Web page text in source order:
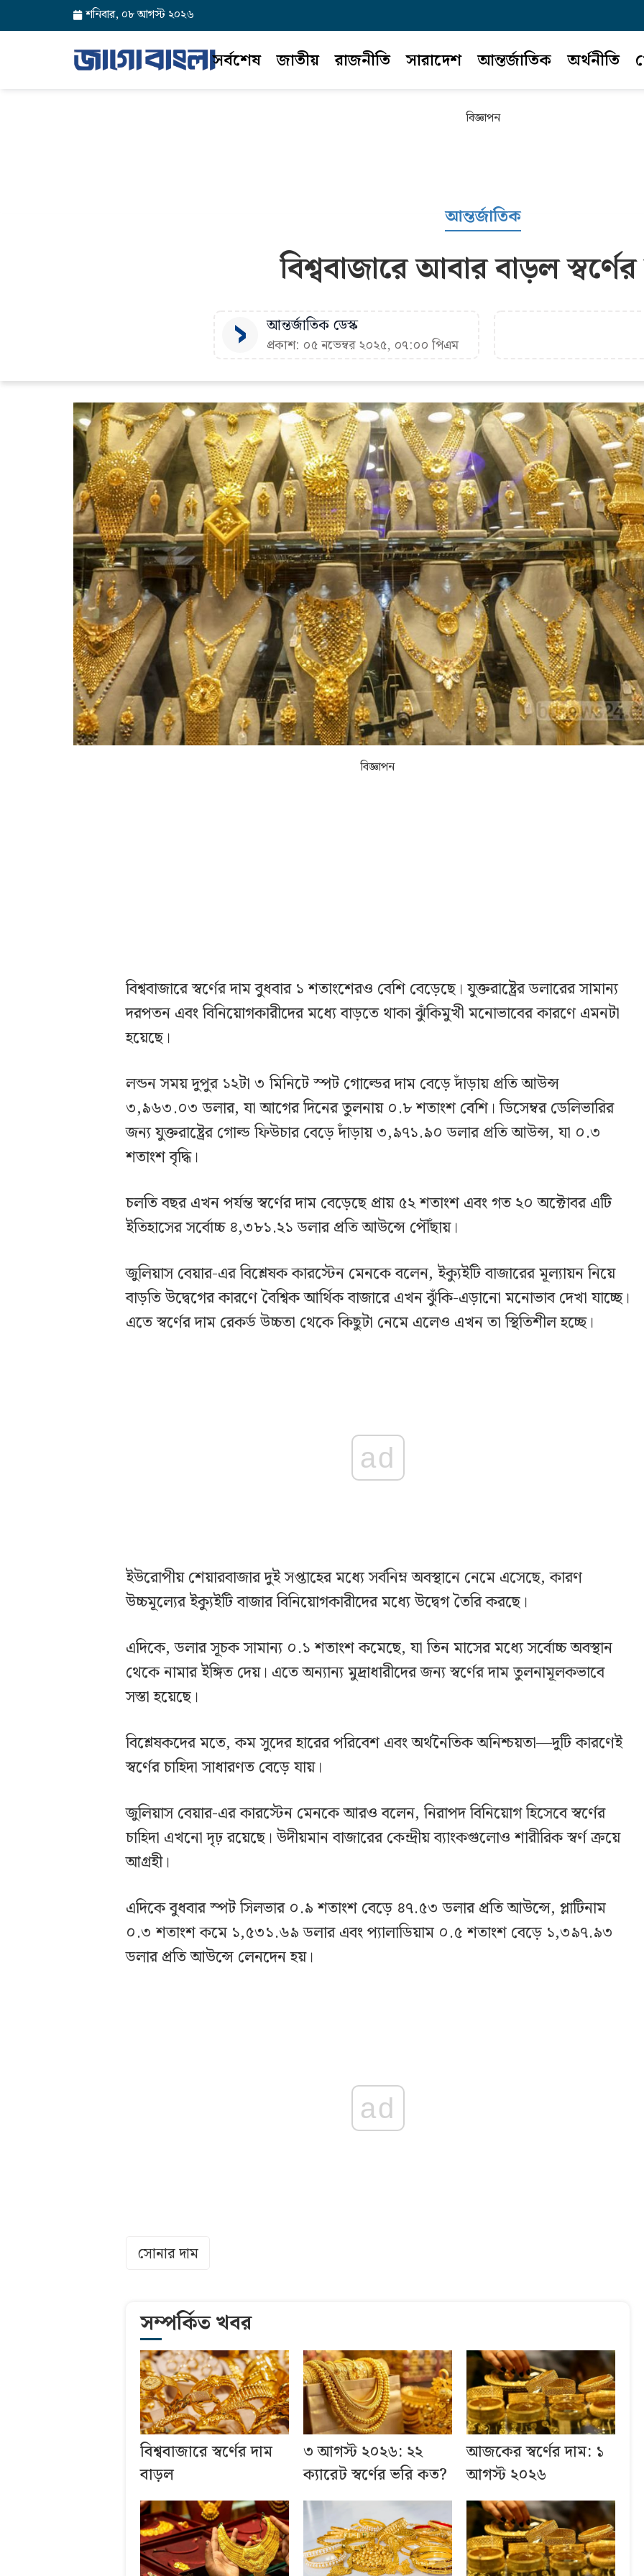
শনিবার, ০৮ আগস্ট ২০২৬
সর্বশেষ জাতীয় রাজনীতি সারাদেশ আন্তর্জাতিক অর্থনীতি
বিজ্ঞাপন
আন্তর্জাতিক
বিশ্ববাজারে আবার বাড়ল
আন্তর্জাতিক ডেস্ক
প্রকাশ: ০৫ নভেম্বর ২০২৫, ০৭:০০ পিএম
বিজ্ঞাপন
বিশ্ববাজারে স্বর্ণের দাম বুধবার ১ শতাংশেরও বেশি বেড়েছে। যুক্তরাষ্ট্রের ডলারের সামান্য
দরপতন এবং বিনিয়োগকারীদের মধ্যে বাড়তে থাকা ঝুঁকিমুখী মনোভাবের কারণে এমনটা
হয়েছে।
লন্ডন সময় দুপুর ১২টা ৩ মিনিটে স্পট গোল্ডের দাম বেড়ে দাঁড়ায় প্রতি আউন্স
৩,৯৬৩.০৩ ডলার, যা আগের দিনের তুলনায় ০.৮ শতাংশ বেশি। ডিসেম্বর ডেলিভারির
জন্য যুক্তরাষ্ট্রের গোল্ড ফিউচার বেড়ে দাঁড়ায় ৩,৯৭১.৯০ ডলার প্রতি আউন্স, যা ০.৩
শতাংশ বৃদ্ধি।
চলতি বছর এখন পর্যন্ত স্বর্ণের দাম বেড়েছে প্রায় ৫২ শতাংশ এবং গত ২০ অক্টোবর এটি
ইতিহাসের সর্বোচ্চ ৪,৩৮১.২১ ডলার প্রতি আউন্সে পৌঁছায়।
জুলিয়াস বেয়ার-এর বিশ্লেষক কারস্টেন মেনকে বলেন, ইক্যুইটি বাজারের মূল্যায়ন নিয়ে
বাড়তি উদ্বেগের কারণে বৈশ্বিক আর্থিক বাজারে এখন ঝুঁকি-এড়ানো মনোভাব দেখা যাচ্ছে।
এতে স্বর্ণের দাম রেকর্ড উচ্চতা থেকে কিছুটা নেমে এলেও এখন তা স্থিতিশীল হচ্ছে।
ad
ইউরোপীয় শেয়ারবাজার দুই সপ্তাহের মধ্যে সর্বনিম্ন অবস্থানে নেমে এসেছে, কারণ
উচ্চমূল্যের ইক্যুইটি বাজার বিনিয়োগকারীদের মধ্যে উদ্বেগ তৈরি করছে।
এদিকে, ডলার সূচক সামান্য ০.১ শতাংশ কমেছে, যা তিন মাসের মধ্যে সর্বোচ্চ অবস্থান
থেকে নামার ইঙ্গিত দেয়। এতে অন্যান্য মুদ্রাধারীদের জন্য স্বর্ণের দাম তুলনামূলকভাবে
সস্তা হয়েছে।
বিশ্লেষকদের মতে, কম সুদের হারের পরিবেশ এবং অর্থনৈতিক অনিশ্চয়তা—দুটি কারণেই
স্বর্ণের চাহিদা সাধারণত বেড়ে যায়।
জুলিয়াস বেয়ার-এর কারস্টেন মেনকে আরও বলেন, নিরাপদ বিনিয়োগ হিসেবে স্বর্ণের
চাহিদা এখনো দৃঢ় রয়েছে। উদীয়মান বাজারের কেন্দ্রীয় ব্যাংকগুলোও শারীরিক স্বর্ণ ক্রয়ে
আগ্রহী।
এদিকে বুধবার স্পট সিলভার ০.৯ শতাংশ বেড়ে ৪৭.৫৩ ডলার প্রতি আউন্সে, প্লাটিনাম
০.৩ শতাংশ কমে ১,৫৩১.৬৯ ডলার এবং প্যালাডিয়াম ০.৫ শতাংশ বেড়ে ১,৩৯৭.৯৩
ডলার প্রতি আউন্সে লেনদেন হয়।
ad
সোনার দাম
সম্পর্কিত খবর
বিশ্ববাজারে স্বর্ণের দাম
বাড়ল
৩ আগস্ট ২০২৬: ২২
ক্যারেট স্বর্ণের ভরি কত?
আজকের স্বর্ণের দাম: ১
আগস্ট ২০২৬